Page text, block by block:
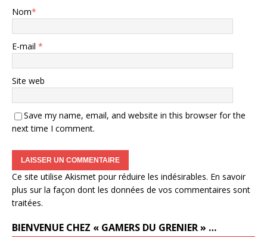
Nom*
E-mail *
Site web
Save my name, email, and website in this browser for the
next time I comment.
Ce site utilise Akismet pour réduire les indésirables. En savoir
plus sur la façon dont les données de vos commentaires sont
traitées.
BIENVENUE CHEZ « GAMERS DU GRENIER » …